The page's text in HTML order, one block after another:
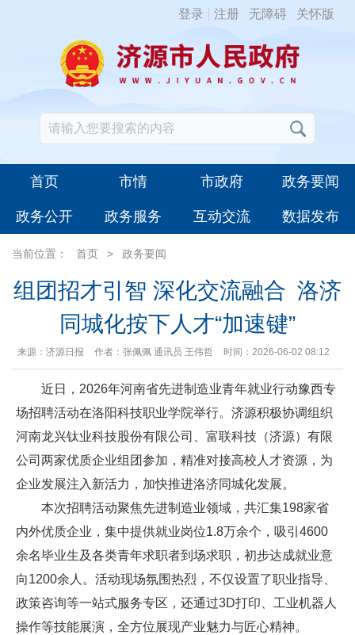
登录 注册 无障碍 关怀版
首页 市情 市政府 政务要闻
政务公开 政务服务 互动交流 数据发布
当前位置： 首页 > 政务要闻
组团招才引智 深化交流融合 洛济
同城化按下人才“加速键”
来源：济源日报 作者：张佩佩 通讯员 王伟哲 时间：2026-06-02 08:12
近日，2026年河南省先进制造业青年就业行动豫西专
场招聘活动在洛阳科技职业学院举行。济源积极协调组织
河南龙兴钛业科技股份有限公司、富联科技（济源）有限
公司两家优质企业组团参加，精准对接高校人才资源，为
企业发展注入新活力，加快推进洛济同城化发展。
本次招聘活动聚焦先进制造业领域，共汇集198家省
内外优质企业，集中提供就业岗位1.8万余个，吸引4600
余名毕业生及各类青年求职者到场求职，初步达成就业意
向1200余人。活动现场氛围热烈，不仅设置了职业指导、
政策咨询等一站式服务专区，还通过3D打印、工业机器人
操作等技能展演，全方位展现产业魅力与匠心精神。